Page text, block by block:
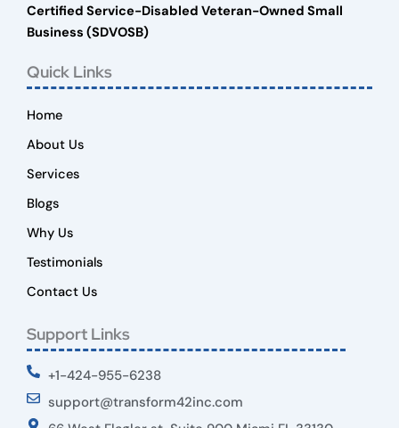
Certified Service-Disabled Veteran-Owned Small
Business (SDVOSB)
Quick Links
Home
About Us
Services
Blogs
Why Us
Testimonials
Contact Us
Support Links
+1-424-955-6238
support@transform42inc.com